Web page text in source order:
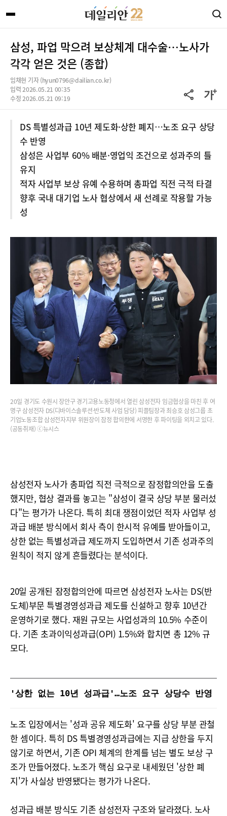
삼성, 파업 막으려 보상체계 대수술…노사가
각각 얻은 것은 (종합)
임채현 기자 (hyun0796@dailian.co.kr)
입력 2026.05.21 00:35
수정 2026.05.21 09:19
DS 특별성과급 10년 제도화·상한 폐지…노조 요구 상당
수 반영
삼성은 사업부 60% 배분·영업익 조건으로 성과주의 틀
유지
적자 사업부 보상 유예 수용하며 총파업 직전 극적 타결
향후 국내 대기업 노사 협상에서 새 선례로 작용할 가능
성
20일 경기도 수원시 장안구 경기고용노동청에서 열린 삼성전자 임금협상을 마친 후 여
명구 삼성전자 DS(디바이스솔루션·반도체 사업 담당) 피플팀장과 최승호 삼성그룹 초
기업노동조합 삼성전자지부 위원장이 잠정 합의한에 서명한 후 파이팅을 외치고 있다.
(공동취재) ⓒ뉴시스
삼성전자 노사가 총파업 직전 극적으로 잠정합의안을 도출
했지만, 협상 결과를 놓고는 "삼성이 결국 상당 부분 물러섰
다"는 평가가 나온다. 특히 최대 쟁점이었던 적자 사업부 성
과급 배분 방식에서 회사 측이 한시적 유예를 받아들이고,
상한 없는 특별성과급 제도까지 도입하면서 기존 성과주의
원칙이 적지 않게 흔들렸다는 분석이다.
20일 공개된 잠정합의안에 따르면 삼성전자 노사는 DS(반
도체)부문 특별경영성과급 제도를 신설하고 향후 10년간
운영하기로 했다. 재원 규모는 사업성과의 10.5% 수준이
다. 기존 초과이익성과급(OPI) 1.5%와 합치면 총 12% 규
모다.
'상한 없는 10년 성과급'…노조 요구 상당수 반영
노조 입장에서는 '성과 공유 제도화' 요구를 상당 부분 관철
한 셈이다. 특히 DS 특별경영성과급에는 지급 상한을 두지
않기로 하면서, 기존 OPI 체계의 한계를 넘는 별도 보상 구
조가 만들어졌다. 노조가 핵심 요구로 내세웠던 '상한 폐
지'가 사실상 반영됐다는 평가가 나온다.
성과급 배분 방식도 기존 삼성전자 구조와 달라졌다. 노사